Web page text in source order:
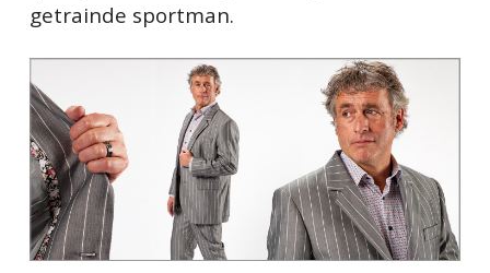
getrainde sportman.